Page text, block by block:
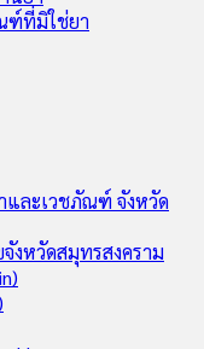
ฑ์ที่มิใช่ยา
และเวชภัณฑ์ จังหวัด
งหวัดสมุทรสงคราม